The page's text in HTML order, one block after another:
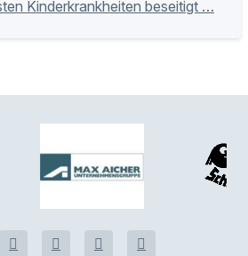
Kinderkrankheiten beseitigt …